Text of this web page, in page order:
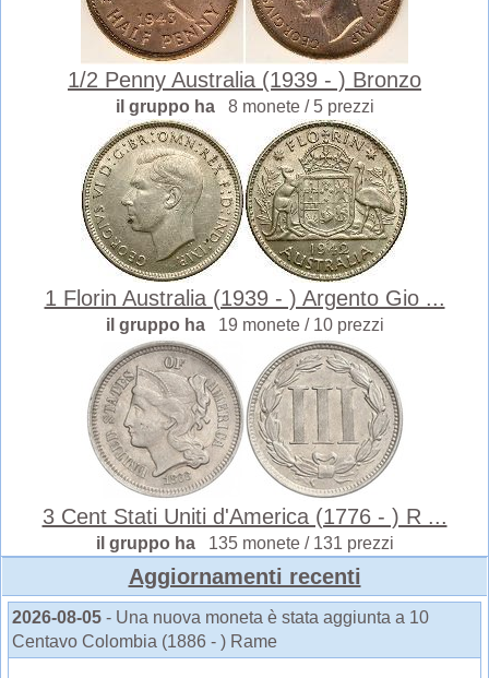
1/2 Penny Australia (1939 - ) Bronzo
il gruppo ha 8 monete / 5 prezzi
1 Florin Australia (1939 - ) Argento Gio ...
il gruppo ha 19 monete / 10 prezzi
3 Cent Stati Uniti d'America (1776 - ) R ...
il gruppo ha 135 monete / 131 prezzi
Aggiornamenti recenti
2026-08-05 - Una nuova moneta è stata aggiunta a 10
Centavo Colombia (1886 - ) Rame